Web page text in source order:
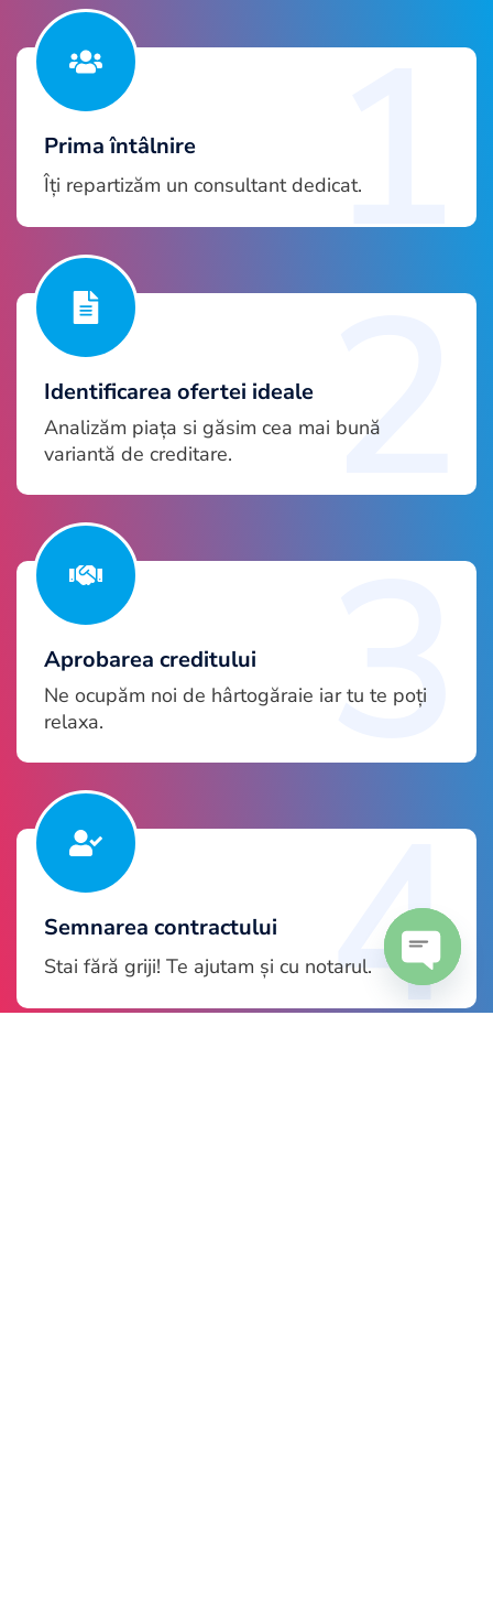
1
Prima întâlnire
Îți repartizăm un consultant dedicat.
2
Identificarea ofertei ideale
Analizăm piața si găsim cea mai bună
variantă de creditare.
3
Aprobarea creditului
Ne ocupăm noi de hârtogăraie iar tu te poți
relaxa.
4
Semnarea contractului
Stai fără griji! Te ajutam și cu notarul.
Open
chaty